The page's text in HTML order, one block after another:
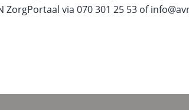
ZorgPortaal via 070 301 25 53 of